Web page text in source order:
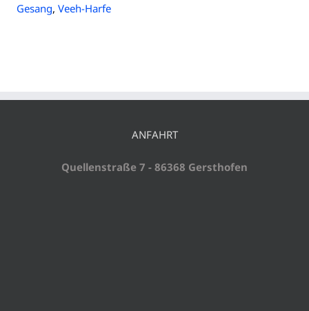
Gesang, Veeh-Harfe
ANFAHRT
Quellenstraße 7 - 86368 Gersthofen